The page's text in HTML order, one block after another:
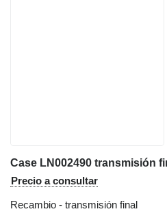
Precio a consultar
Recambio - transmisión final